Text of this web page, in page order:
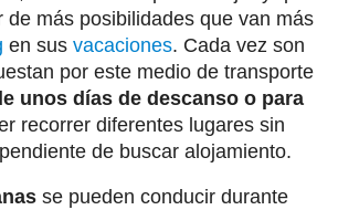
de más posibilidades que van más
en sus vacaciones. Cada vez son
por este medio de transporte
unos días de descanso o para
recorrer diferentes lugares sin
de buscar alojamiento.
se pueden conducir durante